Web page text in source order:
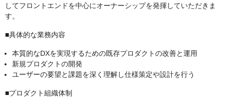
してフロントエンドを中心にオーナーシップを発揮していただきま
す。
■具体的な業務内容
本質的なDXを実現するための既存プロダクトの改善と運用
新規プロダクトの開発
ユーザーの要望と課題を深く理解し仕様策定や設計を行う
■プロダクト組織体制